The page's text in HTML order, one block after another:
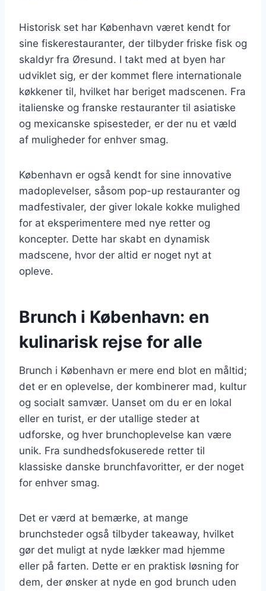
Historisk set har København været kendt for
sine fiskerestauranter, der tilbyder friske fisk og
skaldyr fra Øresund. I takt med at byen har
udviklet sig, er der kommet flere internationale
køkkener til, hvilket har beriget madscenen. Fra
italienske og franske restauranter til asiatiske
og mexicanske spisesteder, er der nu et væld
af muligheder for enhver smag.
København er også kendt for sine innovative
madoplevelser, såsom pop-up restauranter og
madfestivaler, der giver lokale kokke mulighed
for at eksperimentere med nye retter og
koncepter. Dette har skabt en dynamisk
madscene, hvor der altid er noget nyt at
opleve.
Brunch i København: en
kulinarisk rejse for alle
Brunch i København er mere end blot en måltid;
det er en oplevelse, der kombinerer mad, kultur
og socialt samvær. Uanset om du er en lokal
eller en turist, er der utallige steder at
udforske, og hver brunchoplevelse kan være
unik. Fra sundhedsfokuserede retter til
klassiske danske brunchfavoritter, er der noget
for enhver smag.
Det er værd at bemærke, at mange
brunchsteder også tilbyder takeaway, hvilket
gør det muligt at nyde lækker mad hjemme
eller på farten. Dette er en praktisk løsning for
dem, der ønsker at nyde en god brunch uden